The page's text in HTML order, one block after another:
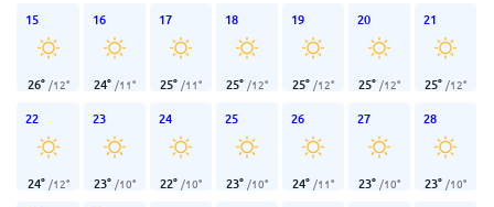
15
26° /12°
16
24° /11°
17
25° /11°
18
25° /12°
19
25° /12°
20
25° /12°
21
25° /12°
22
24° /12°
23
23° /10°
24
22° /10°
25
23° /10°
26
24° /11°
27
23° /10°
28
23° /10°